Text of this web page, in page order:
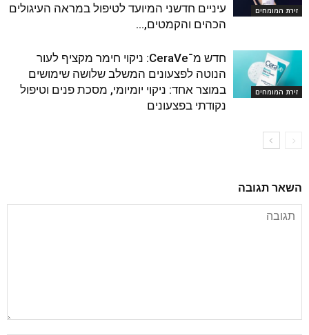
זירת המומחים
עיניים חדשני המיועד לטיפול במראה העיגולים
הכהים והקמטים,...
זירת המומחים
חדש מ־CeraVe: ניקוי חימר מקציף לעור
הנוטה לפצעונים המשלב שלושה שימושים
במוצר אחד: ניקוי יומיומי, מסכת פנים וטיפול
נקודתי בפצעונים
השאר תגובה